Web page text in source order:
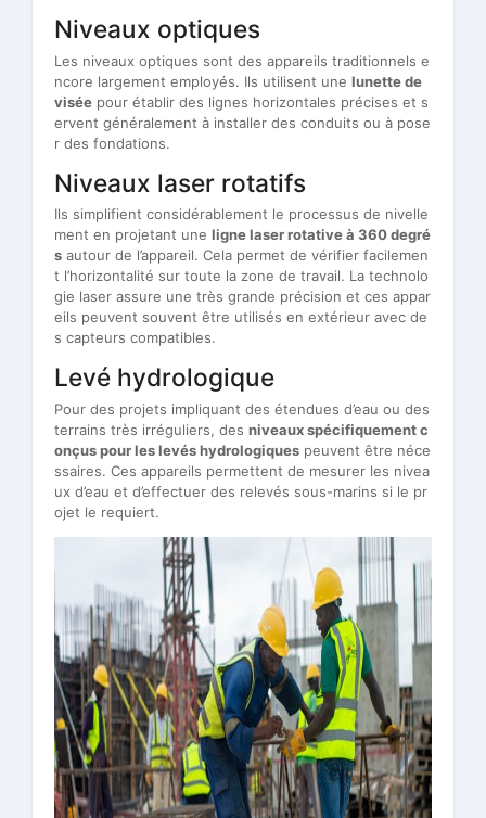
Niveaux optiques
Les niveaux optiques sont des appareils traditionnels e
ncore largement employés. Ils utilisent une lunette de
visée pour établir des lignes horizontales précises et s
ervent généralement à installer des conduits ou à pose
r des fondations.
Niveaux laser rotatifs
Ils simplifient considérablement le processus de nivelle
ment en projetant une ligne laser rotative à 360 degré
s autour de l’appareil. Cela permet de vérifier facilemen
t l’horizontalité sur toute la zone de travail. La technolo
gie laser assure une très grande précision et ces appar
eils peuvent souvent être utilisés en extérieur avec de
s capteurs compatibles.
Levé hydrologique
Pour des projets impliquant des étendues d’eau ou des
terrains très irréguliers, des niveaux spécifiquement c
onçus pour les levés hydrologiques peuvent être néce
ssaires. Ces appareils permettent de mesurer les nivea
ux d’eau et d’effectuer des relevés sous-marins si le pr
ojet le requiert.